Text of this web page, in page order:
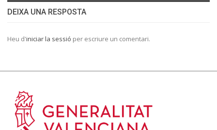
DEIXA UNA RESPOSTA
Heu d'iniciar la sessió per escriure un comentari.